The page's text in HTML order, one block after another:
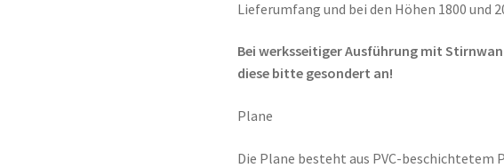
Lieferumfang und bei den Höhen 1800 und
Bei werksseitiger Ausführung mit
diese bitte gesondert an!
Plane
Die Plane besteht aus PVC-